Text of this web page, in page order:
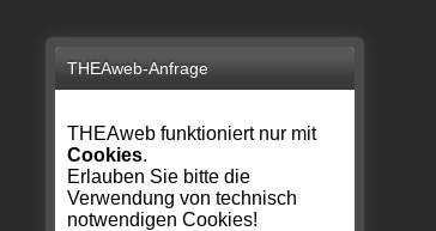
THEAweb-Anfrage
THEAweb funktioniert nur mit
Cookies.
Erlauben Sie bitte die
Verwendung von technisch
notwendigen Cookies!